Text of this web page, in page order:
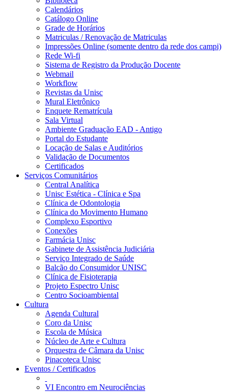
Calendários
Catálogo Online
Grade de Horários
Matriculas / Renovação de Matriculas
Impressões Online (somente dentro da rede dos campi)
Rede Wi-fi
Sistema de Registro da Produção Docente
Webmail
Workflow
Revistas da Unisc
Mural Eletrônico
Enquete Rematrícula
Sala Virtual
Ambiente Graduação EAD - Antigo
Portal do Estudante
Locação de Salas e Auditórios
Validação de Documentos
Certificados
Serviços Comunitários
Central Analítica
Unisc Estética - Clínica e Spa
Clínica de Odontologia
Clínica do Movimento Humano
Complexo Esportivo
Conexões
Farmácia Unisc
Gabinete de Assistência Judiciária
Serviço Integrado de Saúde
Balcão do Consumidor UNISC
Clínica de Fisioterapia
Projeto Espectro Unisc
Centro Socioambiental
Cultura
Agenda Cultural
Coro da Unisc
Escola de Música
Núcleo de Arte e Cultura
Orquestra de Câmara da Unisc
Pinacoteca Unisc
Eventos / Certificados
VI Encontro em Neurociências